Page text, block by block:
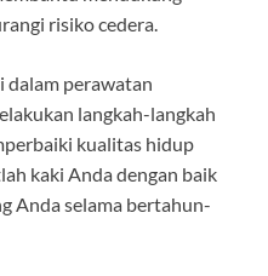
risiko cedera.
perawatan
langkah-langkah
kualitas hidup
kaki Anda dengan baik
Anda selama bertahun-